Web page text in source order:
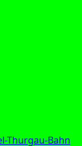
Thurgau-Bahn